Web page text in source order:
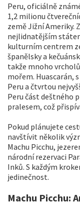
Peru, oficiálně
1,2 milionu
země Jižní Ameriky.
nejlidnatějším
kulturním centrem
španělsky a
takže mnoho
mořem. Huascarán,
Peru a čtvrtou
Peru část deštného
pralesem, což
Pokud plánujete
navštívit několik
Machu Picchu,
národní rezervaci
Inků. S každým
jedinečnost.
Machu Picchu: